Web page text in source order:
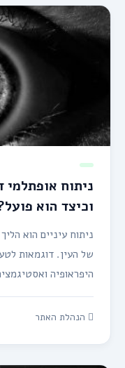
ניתוח אופתלמי
וכיצד הוא
ניתוח עיניים הוא
של העין. דוגמאות
היפראופיה
הנהלת האתר